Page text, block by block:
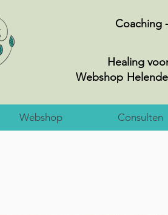
Coaching
Healing
Webshop
Webshop Consulten